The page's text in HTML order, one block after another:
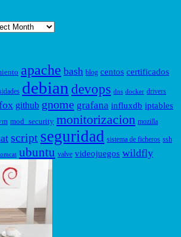
apache bash blog centos certificados
debian devops dns docker drivers
github gnome grafana influxdb iptables
mod_security monitorizacion mozilla
script seguridad sistema de ficheros ssh
ubuntu valve videojuegos wildfly